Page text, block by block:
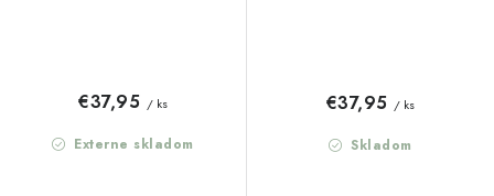
Externe skladom
€37,95 / ks
Skladom
€37,95 / ks